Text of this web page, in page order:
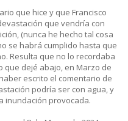
que hice y que Francisco
que vendría con
(nunca he hecho tal cosa
se habrá cumplido hasta que
Resulta que no lo recordaba
que dejé abajo, en Marzo de
escrito el comentario de
podría ser con agua, y
inundación provocada.